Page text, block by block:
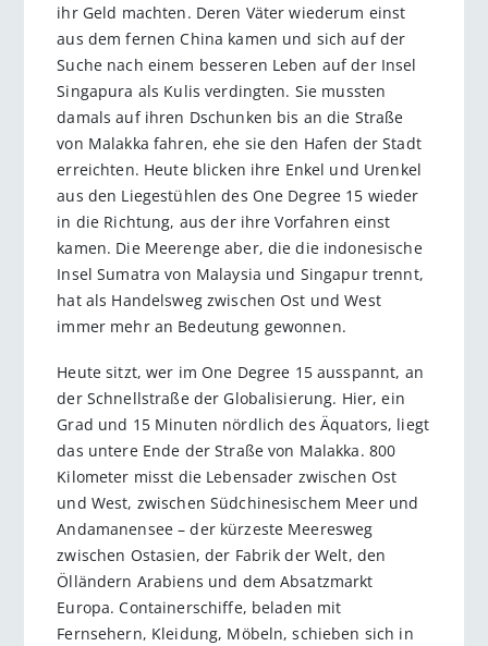
ihr Geld machten. Deren Väter wiederum einst
aus dem fernen China kamen und sich auf der
Suche nach einem besseren Leben auf der Insel
Singapura als Kulis verdingten. Sie mussten
damals auf ihren Dschunken bis an die Straße
von Malakka fahren, ehe sie den Hafen der Stadt
erreichten. Heute blicken ihre Enkel und Urenkel
aus den Liegestühlen des One Degree 15 wieder
in die Richtung, aus der ihre Vorfahren einst
kamen. Die Meerenge aber, die die indonesische
Insel Sumatra von Malaysia und Singapur trennt,
hat als Handelsweg zwischen Ost und West
immer mehr an Bedeutung gewonnen.
Heute sitzt, wer im One Degree 15 ausspannt, an
der Schnellstraße der Globalisierung. Hier, ein
Grad und 15 Minuten nördlich des Äquators, liegt
das untere Ende der Straße von Malakka. 800
Kilometer misst die Lebensader zwischen Ost
und West, zwischen Südchinesischem Meer und
Andamanensee – der kürzeste Meeresweg
zwischen Ostasien, der Fabrik der Welt, den
Ölländern Arabiens und dem Absatzmarkt
Europa. Containerschiffe, beladen mit
Fernsehern, Kleidung, Möbeln, schieben sich in